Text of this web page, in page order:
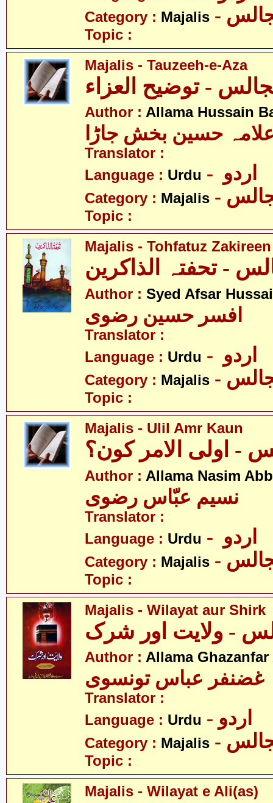
Category : Majalis
Topic :
Majalis - Tauzeeh-e-Aza
- توضیح العزاء
Author : Allama Hussain
حسین بخش جاڑا
Translator :
Language : Urdu
Category : Majalis
Topic :
Majalis - Tohfatuz Zakireen
Author : Syed Afsar
افسر حسین رضوی
Translator :
Language : Urdu
Category : Majalis
Topic :
Majalis - Ulil Amr Kaun
- اولی الامر کون؟
Author : Allama Nasim
نسیم عبّاس رضوی
Translator :
Language : Urdu
Category : Majalis
Topic :
Majalis - Wilayat aur Shirk
- ولایت اور شرک
Author : Allama
غضنفر عباس تونسوی
Translator :
Language : Urdu - اردو
Category : Majalis
Topic :
Majalis - Wilayat e Ali(as)